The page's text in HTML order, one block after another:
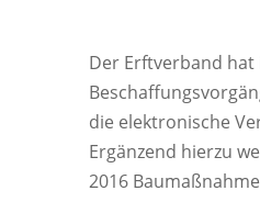
Der Erftverband hat
die elektronische
Ergänzend hierzu
2016